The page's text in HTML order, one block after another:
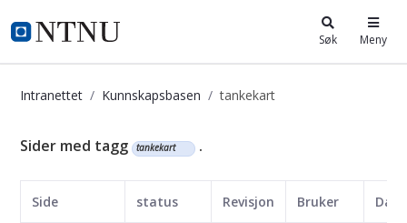
i.ntnu.no Søk Meny
Intranettet Kunnskapsbasen tankekart
Kunnskapsbasen
Sider med tagg tankekart .
Side status Revisjon Bruker Dato